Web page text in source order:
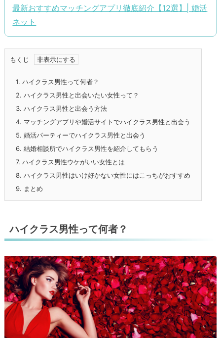
最新おすすめマッチングアプリ徹底紹介【12選】| 婚活
ネット
もくじ
1. ハイクラス男性って何者？
2. ハイクラス男性と出会いたい女性って？
3. ハイクラス男性と出会う方法
4. マッチングアプリや婚活サイトでハイクラス男性と出会う
5. 婚活パーティーでハイクラス男性と出会う
6. 結婚相談所でハイクラス男性を紹介してもらう
7. ハイクラス男性ウケがいい女性とは
8. ハイクラス男性はいけ好かない女性にはこっちがおすすめ
9. まとめ
ハイクラス男性って何者？